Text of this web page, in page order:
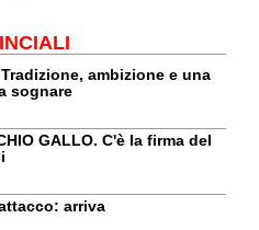
Tradizione, ambizione e una
sognare
GALLO. C'è la firma del
arriva